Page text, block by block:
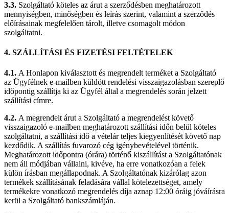
3.3. Szolgáltató köteles az árut a szerződésben meghatározott
mennyiségben, minőségben és leírás szerint, valamint a szerződés
előírásainak megfelelően tárolt, illetve csomagolt módon
szolgáltatni.
4. SZÁLLÍTÁSI ÉS FIZETÉSI FELTÉTELEK
4.1. A Honlapon kiválasztott és megrendelt terméket a Szolgáltató
az Ügyfélnek e-mailben küldött rendelési visszaigazolásban szereplő
időpontig szállítja ki az Ügyfél által a megrendelés során jelzett
szállítási címre.
4.2. A megrendelt árut a Szolgáltató a megrendelést követő
visszaigazoló e-mailben meghatározott szállítási időn belül köteles
szolgáltatni, a szállítási idő a vételár teljes kiegyenlítését követő nap
kezdődik. A szállítás fuvarozó cég igénybevételével történik.
Meghatározott időpontra (órára) történő kiszállítást a Szolgáltatónak
nem áll módjában vállalni, kivéve, ha erre vonatkozóan a felek
külön írásban megállapodnak. A Szolgáltatónak kizárólag azon
termékek szállításának feladására vállal kötelezettséget, amely
termékekre vonatkozó megrendelés díja aznap 12:00 óráig jóváírásra
kerül a Szolgáltató bankszámláján.